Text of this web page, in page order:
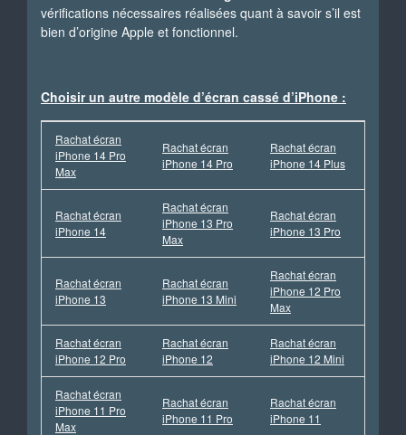
vérifications nécessaires réalisées quant à savoir s’il est
bien d’origine Apple et fonctionnel.
Choisir un autre modèle d’écran cassé d’iPhone :
Rachat écran
iPhone 14 Pro
Max
Rachat écran
iPhone 14 Pro
Rachat écran
iPhone 14 Plus
Rachat écran
iPhone 14
Rachat écran
iPhone 13 Pro
Max
Rachat écran
iPhone 13 Pro
Rachat écran
iPhone 13
Rachat écran
iPhone 13 Mini
Rachat écran
iPhone 12 Pro
Max
Rachat écran
iPhone 12 Pro
Rachat écran
iPhone 12
Rachat écran
iPhone 12 Mini
Rachat écran
iPhone 11 Pro
Max
Rachat écran
iPhone 11 Pro
Rachat écran
iPhone 11